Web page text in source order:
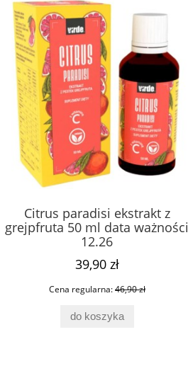
Citrus paradisi ekstrakt z
grejpfruta 50 ml data ważności
12.26
39,90 zł
Cena regularna:46,90 zł
do koszyka